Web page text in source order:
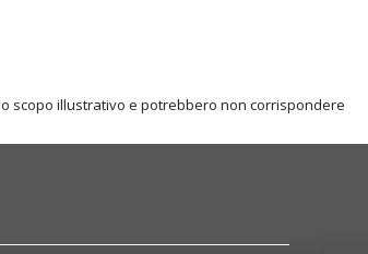
scopo illustrativo e potrebbero non corrispondere